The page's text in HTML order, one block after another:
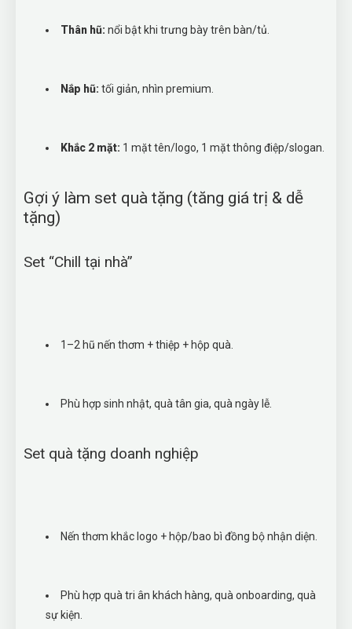
Thân hũ: nổi bật khi trưng bày trên bàn/tủ.
Nắp hũ: tối giản, nhìn premium.
Khắc 2 mặt: 1 mặt tên/logo, 1 mặt thông điệp/slogan.
Gợi ý làm set quà tặng (tăng giá trị & dễ
tặng)
Set “Chill tại nhà”
1–2 hũ nến thơm + thiệp + hộp quà.
Phù hợp sinh nhật, quà tân gia, quà ngày lễ.
Set quà tặng doanh nghiệp
Nến thơm khắc logo + hộp/bao bì đồng bộ nhận diện.
Phù hợp quà tri ân khách hàng, quà onboarding, quà
sự kiện.